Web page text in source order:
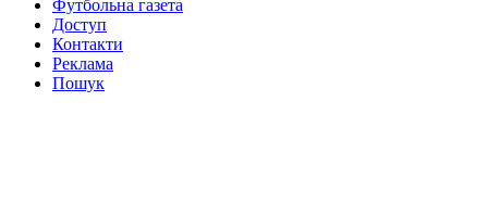
Футбольна газета
Доступ
Контакти
Реклама
Пошук